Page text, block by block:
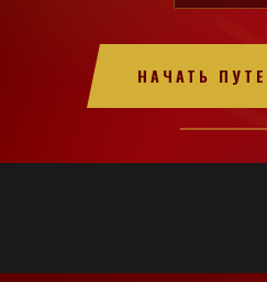
НАЧАТЬ